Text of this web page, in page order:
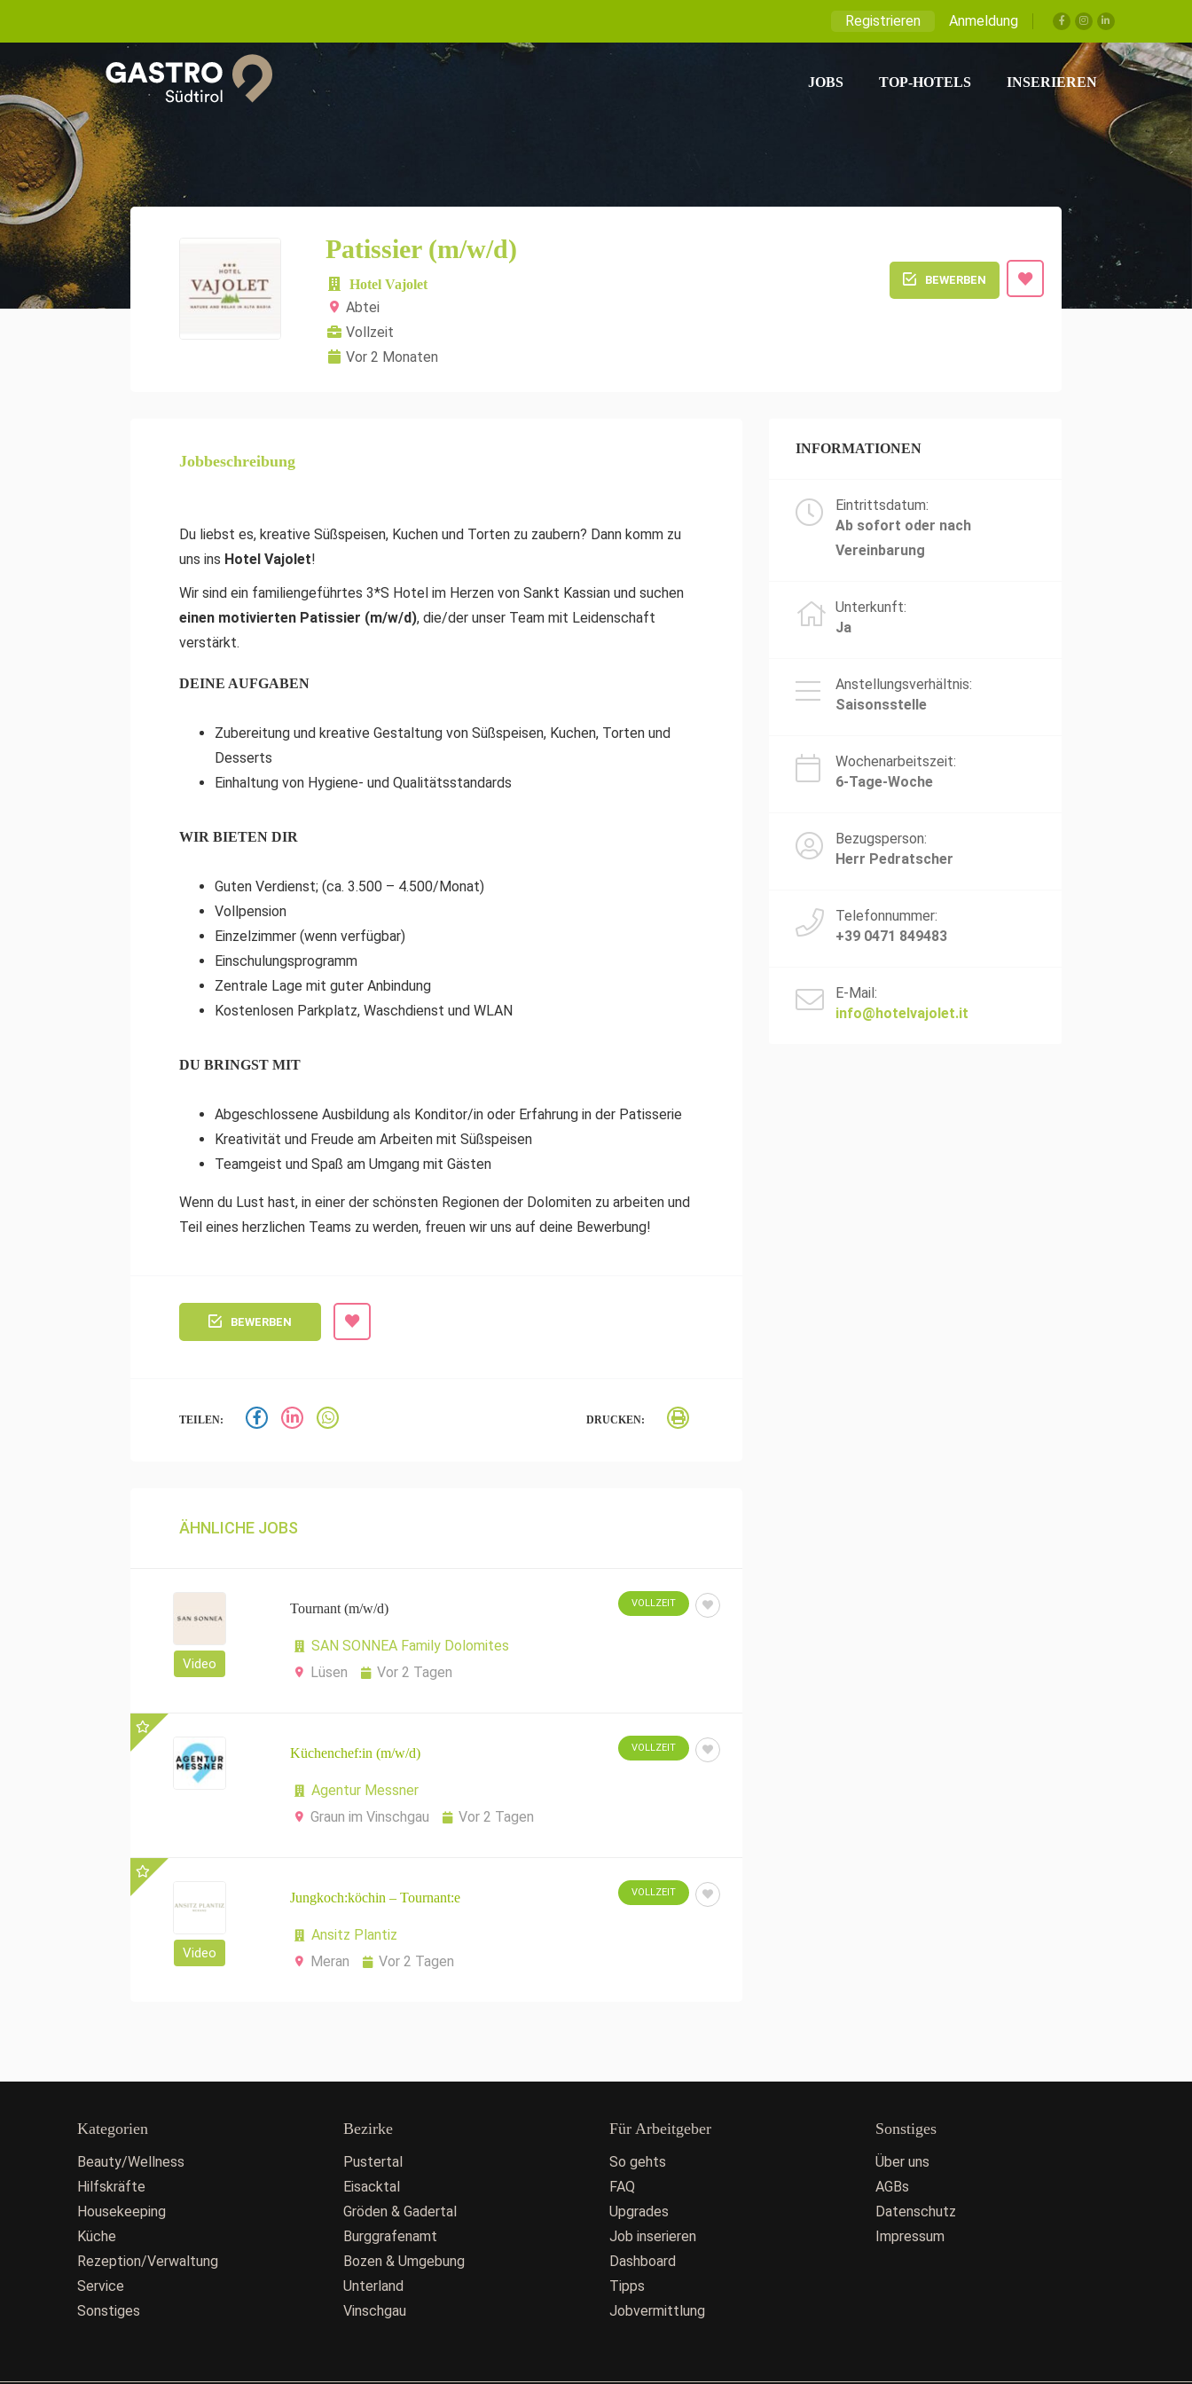
Registrieren Anmeldung
JOBS TOP-HOTELS INSERIEREN
Patissier (m/w/d)
Hotel Vajolet
Abtei
Vollzeit
Vor 2 Monaten
BEWERBEN
Jobbeschreibung
Du liebst es, kreative Süßspeisen, Kuchen und Torten zu zaubern? Dann komm zu
uns ins Hotel Vajolet!
Wir sind ein familiengeführtes 3*S Hotel im Herzen von Sankt Kassian und suchen
einen motivierten Patissier (m/w/d), die/der unser Team mit Leidenschaft
verstärkt.
DEINE AUFGABEN
Zubereitung und kreative Gestaltung von Süßspeisen, Kuchen, Torten und
Desserts
Einhaltung von Hygiene- und Qualitätsstandards
WIR BIETEN DIR
Guten Verdienst; (ca. 3.500 – 4.500/Monat)
Vollpension
Einzelzimmer (wenn verfügbar)
Einschulungsprogramm
Zentrale Lage mit guter Anbindung
Kostenlosen Parkplatz, Waschdienst und WLAN
DU BRINGST MIT
Abgeschlossene Ausbildung als Konditor/in oder Erfahrung in der Patisserie
Kreativität und Freude am Arbeiten mit Süßspeisen
Teamgeist und Spaß am Umgang mit Gästen
Wenn du Lust hast, in einer der schönsten Regionen der Dolomiten zu arbeiten und
Teil eines herzlichen Teams zu werden, freuen wir uns auf deine Bewerbung!
BEWERBEN
TEILEN: DRUCKEN:
ÄHNLICHE JOBS
Video
Tournant (m/w/d)
SAN SONNEA Family Dolomites
Lüsen
Vor 2 Tagen
VOLLZEIT
Küchenchef:in (m/w/d)
Agentur Messner
Graun im Vinschgau
Vor 2 Tagen
VOLLZEIT
Video
Jungkoch:köchin – Tournant:e
Ansitz Plantiz
Meran
Vor 2 Tagen
VOLLZEIT
INFORMATIONEN
Eintrittsdatum:
Ab sofort oder nach
Vereinbarung
Unterkunft:
Ja
Anstellungsverhältnis:
Saisonsstelle
Wochenarbeitszeit:
6-Tage-Woche
Bezugsperson:
Herr Pedratscher
Telefonnummer:
+39 0471 849483
E-Mail:
info@hotelvajolet.it
Kategorien
Beauty/Wellness
Hilfskräfte
Housekeeping
Küche
Rezeption/Verwaltung
Service
Sonstiges
Bezirke
Pustertal
Eisacktal
Gröden & Gadertal
Burggrafenamt
Bozen & Umgebung
Unterland
Vinschgau
Für Arbeitgeber
So gehts
FAQ
Upgrades
Job inserieren
Dashboard
Tipps
Jobvermittlung
Sonstiges
Über uns
AGBs
Datenschutz
Impressum